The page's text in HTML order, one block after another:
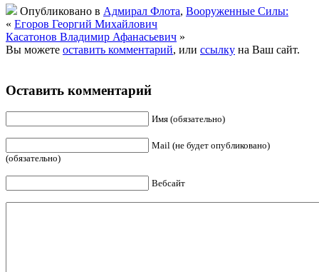
Опубликовано в Адмирал Флота, Вооруженные Силы:
« Егоров Георгий Михайлович
Касатонов Владимир Афанасьевич »
Вы можете оставить комментарий, или ссылку на Ваш сайт.
Оставить комментарий
Имя (обязательно)
Mail (не будет опубликовано)
(обязательно)
Вебсайт